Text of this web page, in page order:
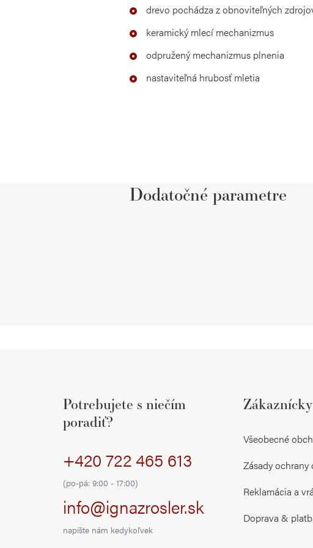
drevo pochádza z obnoviteľných
keramický mlecí mechanizmus
odpružený mechanizmus plnenia
nastaviteľná hrubosť mletia
Dodatočné parametre
Potrebujete s niečím
poradiť?
+420 722 465 613
(po-pá: 9:00 - 17:00)
info@ignazrosler.sk
napíšte nám kedykoľvek
Všeobecné
Zásady
Reklamácia a
Doprava &